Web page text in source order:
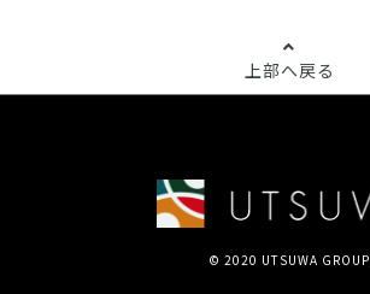
上部へ戻る
© 2020 UTSUWA GROUP